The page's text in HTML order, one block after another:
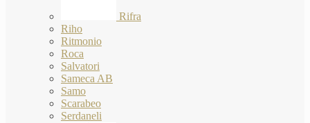
Rifra
Riho
Ritmonio
Roca
Salvatori
Sameca AB
Samo
Scarabeo
Serdaneli